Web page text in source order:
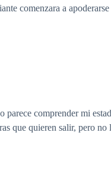
comenzara a
comprender mi
que quieren salir, pero no